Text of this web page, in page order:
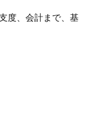
度、会計まで、基